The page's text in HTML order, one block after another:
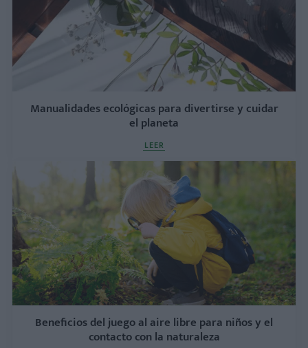
Manualidades ecológicas para divertirse y cuidar
el planeta
LEER
Beneficios del juego al aire libre para niños y el
contacto con la naturaleza